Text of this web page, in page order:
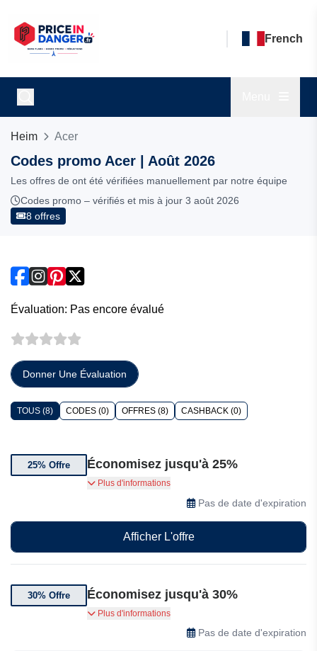
French
Heim Acer
Codes promo Acer | Août 2026
Les offres de ont été vérifiées manuellement par notre équipe
Codes promo – vérifiés et mis à jour 3 août 2026
8 offres
Évaluation: Pas encore évalué
Donner Une Évaluation
TOUS (8) CODES (0) OFFRES (8) CASHBACK (0)
25% Offre Économisez jusqu'à 25%
Obtenez jusqu'à 25% de réduction sur Acer
Plus d'informations
Pas de date d'expiration
Afficher L'offre
30% Offre Économisez jusqu'à 30%
Allumez votre nouvel ordinateur, économisez
30% sur ceux-ci chez Enlisted
Plus d'informations
Pas de date d'expiration